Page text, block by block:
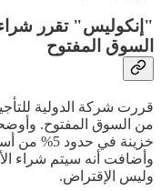
السوق المفتوح
قررت شركة الدولية
من السوق المفتوح.
خزينة في
وأضافت أنه سيتم شراء
وليس الإقتراض.